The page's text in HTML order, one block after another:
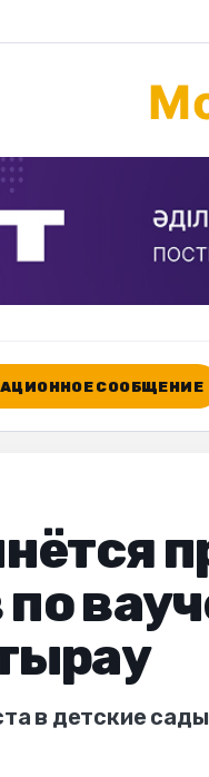
СООБЩЕНИЕ
в детские